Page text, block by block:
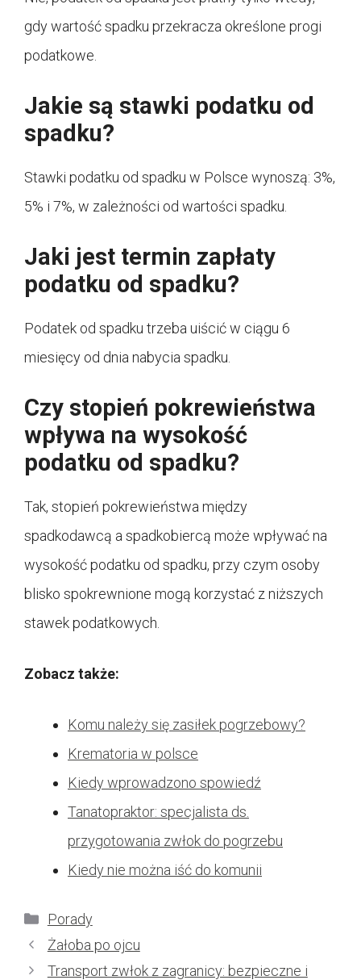
gdy wartość spadku przekracza określone progi
podatkowe.
Jakie są stawki podatku od
spadku?
Stawki podatku od spadku w Polsce wynoszą: 3%,
5% i 7%, w zależności od wartości spadku.
Jaki jest termin zapłaty
podatku od spadku?
Podatek od spadku trzeba uiścić w ciągu 6
miesięcy od dnia nabycia spadku.
Czy stopień pokrewieństwa
wpływa na wysokość
podatku od spadku?
Tak, stopień pokrewieństwa między
spadkodawcą a spadkobiercą może wpływać na
wysokość podatku od spadku, przy czym osoby
blisko spokrewnione mogą korzystać z niższych
stawek podatkowych.
Zobacz także:
Komu należy się zasiłek pogrzebowy?
Krematoria w polsce
Kiedy wprowadzono spowiedź
Tanatopraktor: specjalista ds.
przygotowania zwłok do pogrzebu
Kiedy nie można iść do komunii
Kategorie
Porady
Żałoba po ojcu
Transport zwłok z zagranicy: bezpieczne i